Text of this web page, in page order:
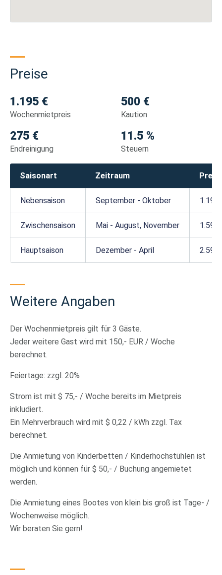
Preise
1.195 €
Wochenmietpreis
500 €
Kaution
275 €
Endreinigung
11.5 %
Steuern
Saisonart Zeitraum Preis
Nebensaison September - Oktober 1.195
Zwischensaison Mai - August, November 1.595
Hauptsaison Dezember - April 2.595
Weitere Angaben
Der Wochenmietpreis gilt für 3 Gäste.
Jeder weitere Gast wird mit 150,- EUR / Woche
berechnet.
Feiertage: zzgl. 20%
Strom ist mit $ 75,- / Woche bereits im Mietpreis
inkludiert.
Ein Mehrverbrauch wird mit $ 0,22 / kWh zzgl. Tax
berechnet.
Die Anmietung von Kinderbetten / Kinderhochstühlen ist
möglich und können für $ 50,- / Buchung angemietet
werden.
Die Anmietung eines Bootes von klein bis groß ist Tage- /
Wochenweise möglich.
Wir beraten Sie gern!